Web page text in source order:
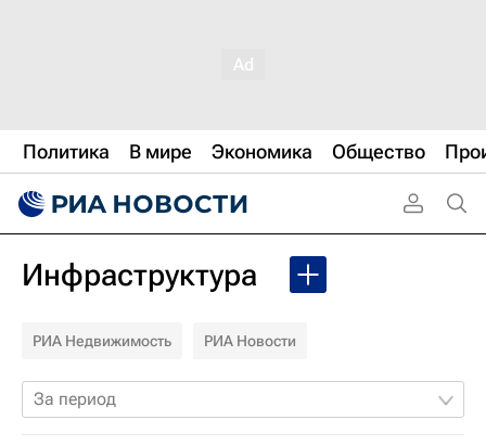
Политика В мире Экономика Общество
Инфраструктура
РИА Недвижимость РИА Новости
За период